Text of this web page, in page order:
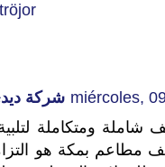
شركة miércoles,
ومتكاملة
مطاعم بمكة هو